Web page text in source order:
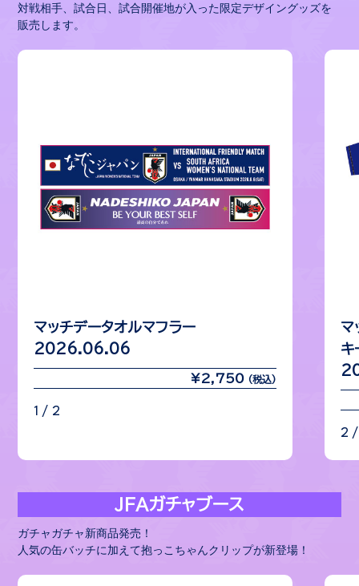
対戦相手、試合日、試合開催地が入った限定デザイングッズを
販売します。
マッチデータオルマフラー
2026.06.06
¥2,750 (税込)
1 / 2
マ
キ
2
JFAガチャブース
ガチャガチャ新商品発売！
人気の缶バッチに加えて抱っこちゃんクリップが新登場！